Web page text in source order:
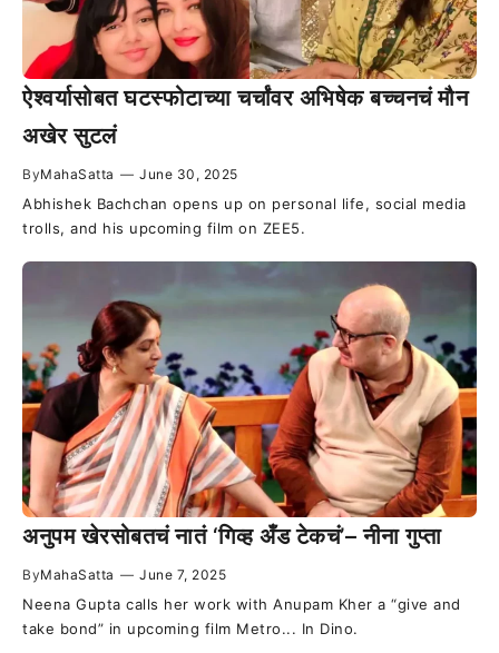
ऐश्वर्यासोबत घटस्फोटाच्या चर्चांवर अभिषेक बच्चनचं मौन
अखेर सुटलं
ByMahaSatta — June 30, 2025
Abhishek Bachchan opens up on personal life, social media
trolls, and his upcoming film on ZEE5.
अनुपम खेरसोबतचं नातं ‘गिव्ह अँड टेकचं’– नीना गुप्ता
ByMahaSatta — June 7, 2025
Neena Gupta calls her work with Anupam Kher a “give and
take bond” in upcoming film Metro... In Dino.